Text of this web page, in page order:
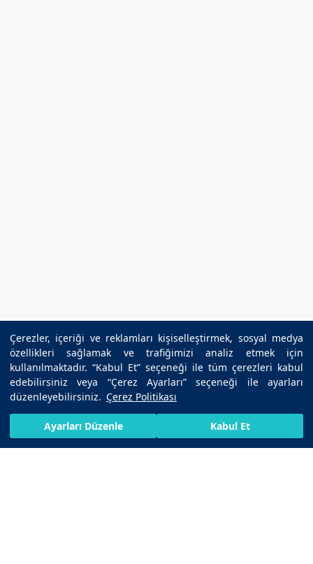
Çerezler, içeriği ve reklamları kişiselleştirmek, sosyal medya
özellikleri sağlamak ve trafiğimizi analiz etmek için
kullanılmaktadır. “Kabul Et” seçeneği ile tüm çerezleri kabul
edebilirsiniz veya “Çerez Ayarları” seçeneği ile ayarları
düzenleyebilirsiniz. Çerez Politikası
Ayarları Düzenle Kabul Et
HIZLI RANDEVU AL BIZE ULAŞIN